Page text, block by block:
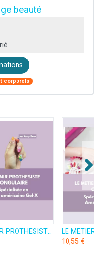
beauté
corporels
DEVENIR PROTHESISTE ONGULAIRE Spécialisée en pose américaine Gel-X
10,55 €